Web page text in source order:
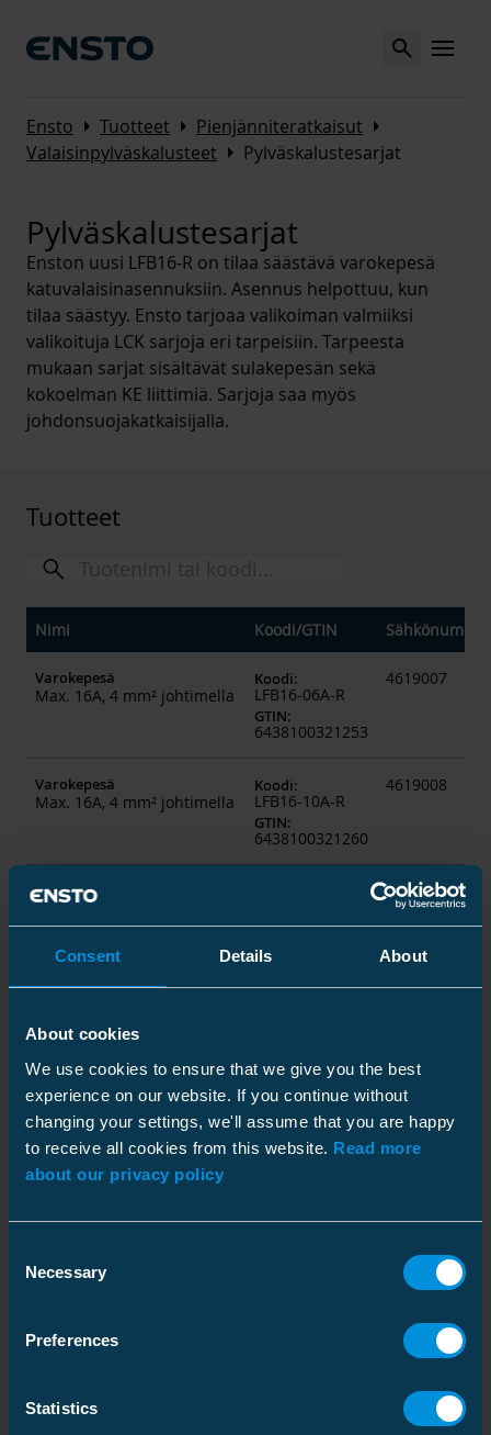
Consent Details About
About cookies
We use cookies to ensure that we give you the best
experience on our website. If you continue without
changing your settings, we'll assume that you are happy
to receive all cookies from this website. Read more
about our privacy policy
Selection
Necessary
Preferences
Statistics
Search MENU
Ensto Arrow_right Tuotteet Arrow_right Pienjänniteratkaisut Arrow_right
Valaisinpylväskalusteet Arrow_right Pylväskalustesarjat
Pylväskalustesarjat
Enston uusi LFB16-R on tilaa säästävä varokepesä
katuvalaisinasennuksiin. Asennus helpottuu, kun
tilaa säästyy. Ensto tarjoaa valikoiman valmiiksi
valikoituja LCK sarjoja eri tarpeisiin. Tarpeesta
mukaan sarjat sisältävät sulakepesän sekä
kokoelman KE liittimiä. Sarjoja saa myös
johdonsuojakatkaisijalla.
Tuotteet
Nimi Koodi/GTIN Sähkönumero
Varokepesä
Max. 16A, 4 mm² johtimella
Koodi:
LFB16-06A-R
GTIN:
6438100321253
4619007
Varokepesä
Max. 16A, 4 mm² johtimella
Koodi:
LFB16-10A-R
GTIN:
6438100321260
4619008
Johdonsuojakatkaisija
10 A
GTIN:
6418677405853
4619063
Valaisinpylväskalustesarja
LFB16-06A-R ja SV15
Koodi:
LCK4-16-06A
GTIN:
6438100310592
4619010
LFB16-10A-R ja SV15 LCK4-16-10A
LFB16-06A-R ja SV15.5
4619005